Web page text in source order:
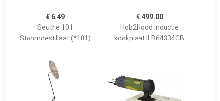
€ 6.49
Seuthe 101
Stoomdestillaat (*101)
€ 499.00
Hob2Hood inductie
kookplaat ILB64334CB